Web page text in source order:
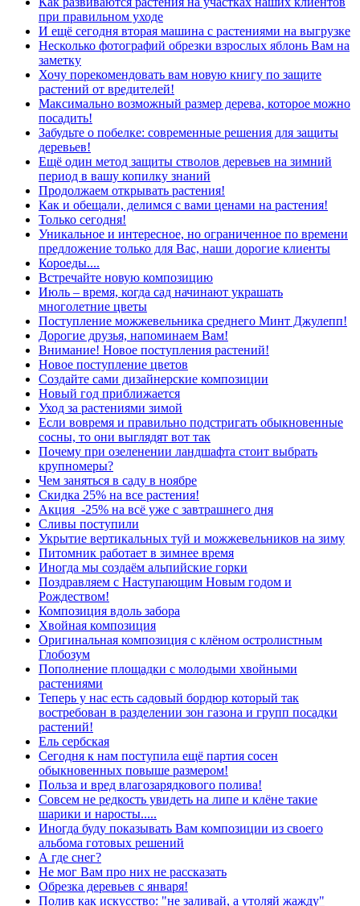
при правильном уходе
И ещё сегодня вторая машина с растениями на выгрузке
Несколько фотографий обрезки взрослых яблонь Вам на
заметку
Хочу порекомендовать вам новую книгу по защите
растений от вредителей!
Максимально возможный размер дерева, которое можно
посадить!
Забудьте о побелке: современные решения для защиты
деревьев!
Ещё один метод защиты стволов деревьев на зимний
период в вашу копилку знаний
Продолжаем открывать растения!
Как и обещали, делимся с вами ценами на растения!
Только сегодня!
Уникальное и интересное, но ограниченное по времени
предложение только для Вас, наши дорогие клиенты
Короеды....
Встречайте новую композицию
Июль – время, когда сад начинают украшать
многолетние цветы
Поступление можжевельника среднего Минт Джулепп!
Дорогие друзья, напоминаем Вам!
Внимание! Новое поступления растений!
Новое поступление цветов
Создайте сами дизайнерские композиции
Новый год приближается
Уход за растениями зимой
Если вовремя и правильно подстригать обыкновенные
сосны, то они выглядят вот так
Почему при озеленении ландшафта стоит выбрать
крупномеры?
Чем заняться в саду в ноябре
Скидка 25% на все растения!
Акция -25% на всё уже с завтрашнего дня
Сливы поступили
Укрытие вертикальных туй и можжевельников на зиму
Питомник работает в зимнее время
Иногда мы создаём альпийские горки
Поздравляем с Наступающим Новым годом и
Рождеством!
Композиция вдоль забора
Хвойная композиция
Оригинальная композиция с клёном остролистным
Глобозум
Пополнение площадки с молодыми хвойными
растениями
Теперь у нас есть садовый бордюр который так
востребован в разделении зон газона и групп посадки
растений!
Ель сербская
Сегодня к нам поступила ещё партия сосен
обыкновенных повыше размером!
Польза и вред влагозарядкового полива!
Совсем не редкость увидеть на липе и клёне такие
шарики и наросты.....
Иногда буду показывать Вам композиции из своего
альбома готовых решений
А где снег?
Не мог Вам про них не рассказать
Обрезка деревьев с января!
Полив как искусство: "не заливай, а утоляй жажду"